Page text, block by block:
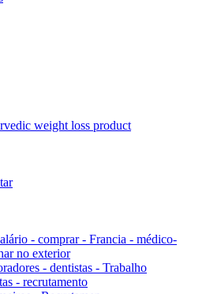
weight loss product
- comprar - Francia - médico-
no exterior
- dentistas - Trabalho
- recrutamento